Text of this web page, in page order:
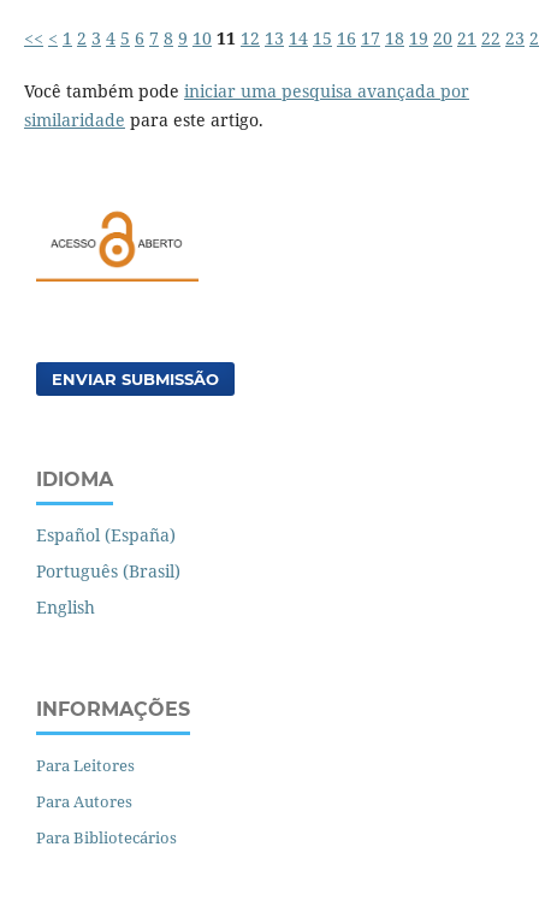
<< < 1 2 3 4 5 6 7 8 9 10 11 12 13 14 15 16 17 18 19 20 21 22 23
Você também pode iniciar uma pesquisa avançada por
similaridade para este artigo.
ENVIAR SUBMISSÃO
IDIOMA
Español (España)
Português (Brasil)
English
INFORMAÇÕES
Para Leitores
Para Autores
Para Bibliotecários